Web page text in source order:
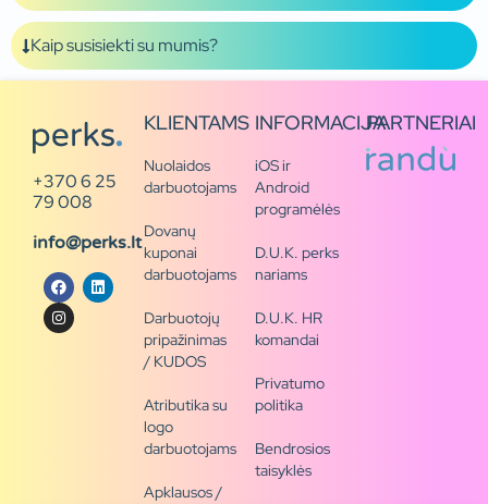
Kaip susisiekti su mumis?
+370 6 25
79 008
info@perks.lt
KLIENTAMS
Nuolaidos
darbuotojams
Dovanų
kuponai
darbuotojams
Darbuotojų
pripažinimas
/ KUDOS
Atributika su
logo
darbuotojams
Apklausos /
INFORMACIJA
iOS ir
Android
programėlės
D.U.K. perks
nariams
D.U.K. HR
komandai
Privatumo
politika
Bendrosios
taisyklės
PARTNERIAI